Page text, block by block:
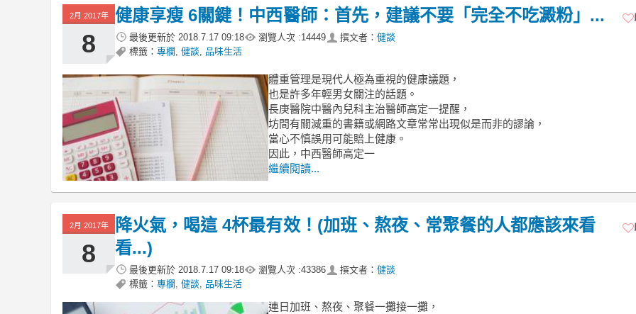
2月 2017年
8
健康享瘦 6關鍵！中西醫師：首先，建議不要「完全不吃澱粉」...
最後更新於 2018.7.17 09:18 瀏覽人次 :14449 撰文者： 健談
標籤： 專欄 健談 品味生活
體重管理是現代人極為重視的健康議題，
也是許多年輕男女關注的話題。
長庚醫院中醫內兒科主治醫師高定一提醒，
坊間有關減重的書籍或網路文章常常出現似是而非的謬論，
當心不慎誤用可能賠上健康。
因此，中西醫師高定一
繼續閱讀...
2月 2017年
8
降火氣，喝這 4杯最有效！(加班、熬夜、常聚餐的人都應該來看
看...)
最後更新於 2018.7.17 09:18 瀏覽人次 :43386 撰文者： 健談
標籤： 專欄 健談 品味生活
連日加班、熬夜、聚餐一攤接一攤，